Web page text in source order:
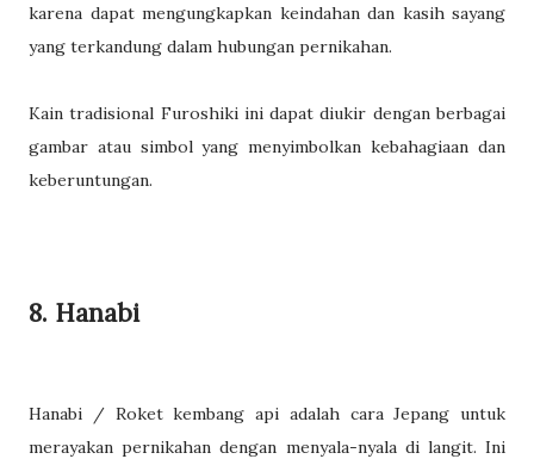
karena dapat mengungkapkan keindahan dan kasih sayang
yang terkandung dalam hubungan pernikahan.
Kain tradisional Furoshiki ini dapat diukir dengan berbagai
gambar atau simbol yang menyimbolkan kebahagiaan dan
keberuntungan.
8. Hanabi
Hanabi / Roket kembang api adalah cara Jepang untuk
merayakan pernikahan dengan menyala-nyala di langit. Ini